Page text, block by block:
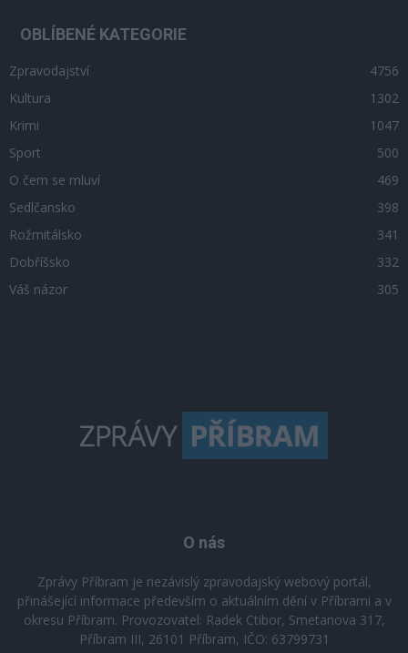
OBLÍBENÉ KATEGORIE
Zpravodajství
4756
Kultura
1302
Krimi
1047
Sport
500
O čem se mluví
469
Sedlčansko
398
Rožmitálsko
341
Dobříšsko
332
Váš názor
305
O nás
Zprávy Příbram je nezávislý zpravodajský webový portál,
přinášející informace především o aktuálním dění v Příbrami a v
okresu Příbram. Provozovatel: Radek Ctibor, Smetanova 317,
Příbram III, 26101 Příbram, IČO: 63799731